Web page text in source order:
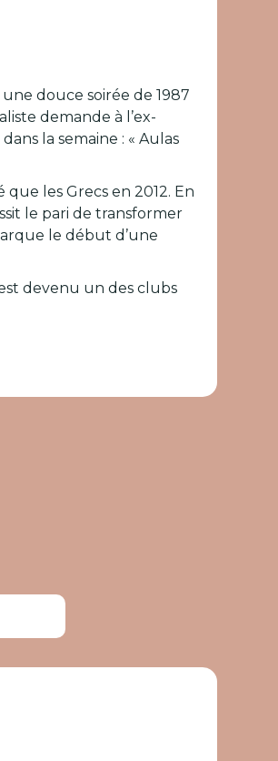
douce soirée de 1987
demande à l’ex-
la semaine : « Aulas
les Grecs en 2012. En
le pari de transformer
le début d’une
devenu un des clubs